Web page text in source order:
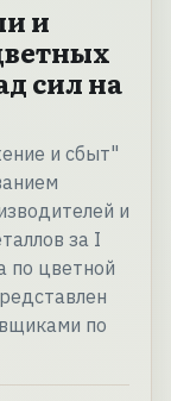
и
сил на
и сбыт"
и
за I
по цветной
по